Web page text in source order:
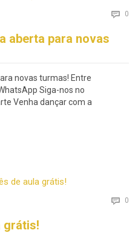
 0
aberta para novas
novas turmas! Entre
Siga-nos no
Venha dançar com a
 0
grátis!